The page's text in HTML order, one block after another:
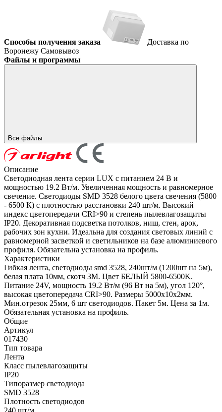
Способы получения заказа
Доставка по
Воронежу Самовывоз
Файлы и программы
Все файлы
Описание
Светодиодная лента серии LUX с питанием 24 В и
мощностью 19.2 Вт/м. Увеличенная мощность и равномерное
свечение. Светодиоды SMD 3528 белого цвета свечения (5800
- 6500 К) с плотностью расстановки 240 шт/м. Высокий
индекс цветопередачи CRI>90 и степень пылевлагозащиты
IP20. Декоративная подсветка потолков, ниш, стен, арок,
рабочих зон кухни. Идеальна для создания световых линий с
равномерной засветкой и светильников на базе алюминиевого
профиля. Обязательна установка на профиль.
Характеристики
Гибкая лента, светодиоды smd 3528, 240шт/м (1200шт на 5м),
белая плата 10мм, скотч 3М. Цвет БЕЛЫЙ 5800-6500K.
Питание 24V, мощность 19.2 Вт/м (96 Вт на 5м), угол 120°,
высокая цветопередача CRI>90. Размеры 5000х10x2мм.
Мин.отрезок 25мм, 6 шт светодиодов. Пакет 5м. Цена за 1м.
Обязательная установка на профиль.
Общие
Артикул
017430
Тип товара
Лента
Класс пылевлагозащиты
IP20
Типоразмер светодиода
SMD 3528
Плотность светодиодов